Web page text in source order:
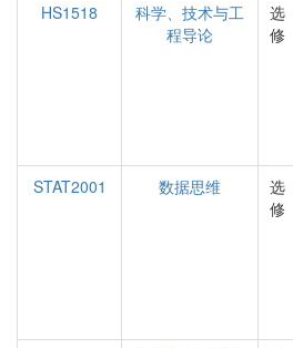
HS1518
科学、技术与工
程导论
选
修
STAT2001
数据思维
选
修